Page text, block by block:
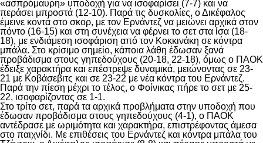
«ασπρόμαυρη» υποδοχή για να ισοφαρίσει (7-7) και να
περάσει μπροστά (12-10). Παρά τις δυσκολίες, ο Δικέφαλος
έμεινε κοντά στο σκορ, με τον Ερνάντεζ να μειώνει αρχικά στον
πόντο (16-15) και στη συνέχεια να φέρνει το σετ στα ίσα (18-
18), με ενδιάμεση ισοφάριση από τον Κοκκινάκη σε κόντρα
μπάλα. Στο κρίσιμο σημείο, κάποια λάθη έδωσαν ξανά
προβάδισμα στους γηπεδούχους (20-18, 22-18), όμως ο ΠΑΟΚ
έδειξε χαρακτήρα και επέστρεψε δυναμικά, μειώνοντας σε 23-
21 με Κοβάσεβιτς και σε 23-22 με νέα κόντρα του Ερνάντεζ.
Παρά την πίεση μέχρι το τέλος, ο Φοίνικας πήρε το σετ με 25-
22, ισοφαρίζοντας σε 1-1.
Στο τρίτο σετ, παρά τα αρχικά προβλήματα στην υποδοχή που
έδωσαν προβάδισμα στους γηπεδούχους (4-1), ο ΠΑΟΚ
αντέδρασε με ωριμότητα και χαρακτήρα, επιστρέφοντας άμεσα
στο παιχνίδι. Με επιθέσεις του Ερνάντεζ και κόντρα μπάλα του